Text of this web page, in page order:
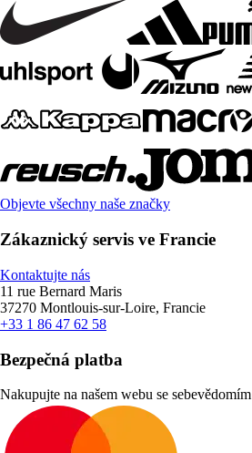
Objevte všechny naše značky
Zákaznický servis ve Francie
Kontaktujte nás
11 rue Bernard Maris
37270 Montlouis-sur-Loire, Francie
+33 1 86 47 62 58
Bezpečná platba
Nakupujte na našem webu se sebevědomím